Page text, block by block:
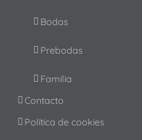
Bodas
Prebodas
Familia
Contacto
Política de cookies